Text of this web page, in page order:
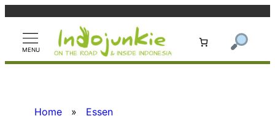
springen
Home » Essen